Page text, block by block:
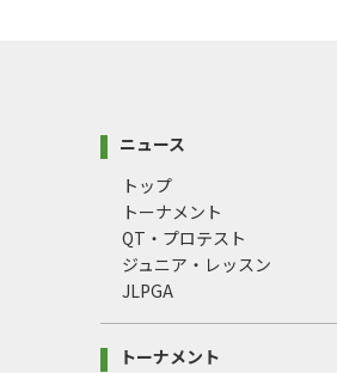
ニュース
トップ
トーナメント
QT・プロテスト
ジュニア・レッスン
JLPGA
トーナメント